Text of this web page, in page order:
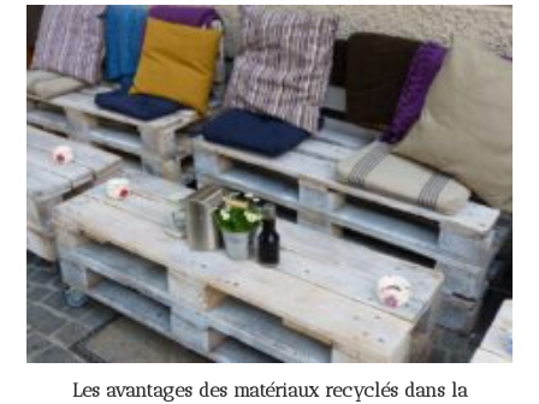
Les avantages des matériaux recyclés dans la